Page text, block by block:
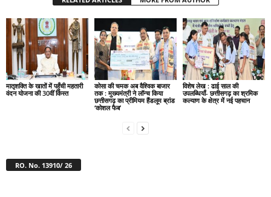
मातृशक्ति के खातों में पहुँची महतारी
वंदन योजना की 30वीं किस्त
कोसा की चमक अब वैश्विक बाजार
तक : मुख्यमंत्री ने लॉन्च किया
छत्तीसगढ़ का प्रीमियम हैंडलूम ब्रांड
‘कोशल फैब’
विशेष लेख : ढाई साल की
उपलब्धियाँ- छत्तीसगढ़ का श्रमिक
कल्याण के क्षेत्र में नई पहचान
RO. No. 13910/ 26